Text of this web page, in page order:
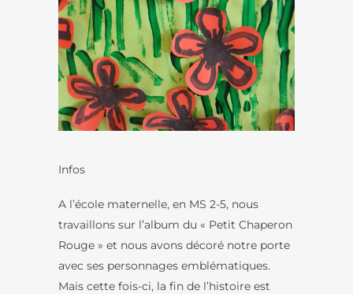
Infos
A l’école maternelle, en MS 2-5, nous
travaillons sur l’album du « Petit Chaperon
Rouge » et nous avons décoré notre porte
avec ses personnages emblématiques.
Mais cette fois-ci, la fin de l’histoire est